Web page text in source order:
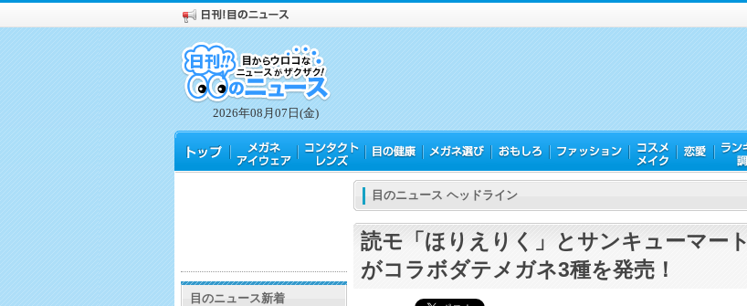
2026年08月07日(金)
目のニュース新着
目のニュース ヘッドライン
読モ「ほりえりく」とサンキューマート
がコラボダテメガネ3種を発売！